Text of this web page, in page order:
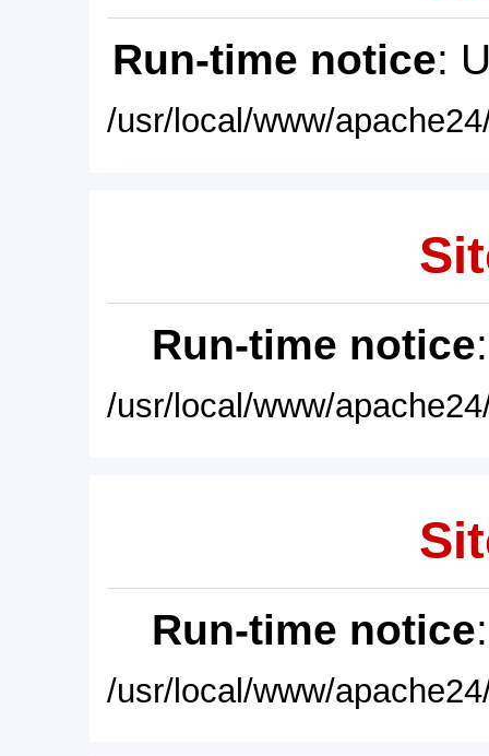
Run-time notice:
/usr/local/www/
Run-time notice
/usr/local/www/
Run-time notice
/usr/local/www/